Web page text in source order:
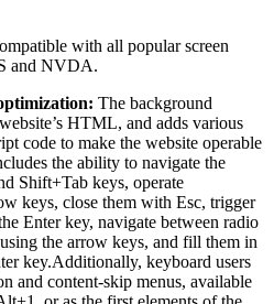
with all popular screen
and NVDA.
The background
HTML, and adds various
code to make the website operable
the ability to navigate the
Shift+Tab keys, operate
keys, close them with Esc, trigger
Enter key, navigate between radio
the arrow keys, and fill them in
key.Additionally, keyboard users
and content-skip menus, available